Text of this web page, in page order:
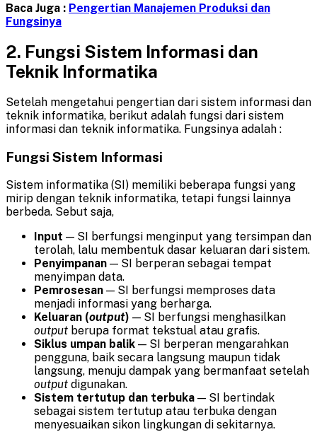
Baca Juga : Pengertian Manajemen Produksi dan
Fungsinya
2. Fungsi Sistem Informasi dan
Teknik Informatika
Setelah mengetahui pengertian dari sistem informasi dan
teknik informatika, berikut adalah fungsi dari sistem
informasi dan teknik informatika. Fungsinya adalah :
Fungsi Sistem Informasi
Sistem informatika (SI) memiliki beberapa fungsi yang
mirip dengan teknik informatika, tetapi fungsi lainnya
berbeda. Sebut saja,
Input — SI berfungsi menginput yang tersimpan dan
terolah, lalu membentuk dasar keluaran dari sistem.
Penyimpanan — SI berperan sebagai tempat
menyimpan data.
Pemrosesan — SI berfungsi memproses data
menjadi informasi yang berharga.
Keluaran (output) — SI berfungsi menghasilkan
output berupa format tekstual atau grafis.
Siklus umpan balik — SI berperan mengarahkan
pengguna, baik secara langsung maupun tidak
langsung, menuju dampak yang bermanfaat setelah
output digunakan.
Sistem tertutup dan terbuka — SI bertindak
sebagai sistem tertutup atau terbuka dengan
menyesuaikan sikon lingkungan di sekitarnya.